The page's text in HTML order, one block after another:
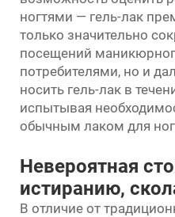
ногтями — гель-лак
только значительно
посещений
потребителями, но и
носить гель-лак в
испытывая
обычным лаком для
Невероятная
истиранию,
В отличие от